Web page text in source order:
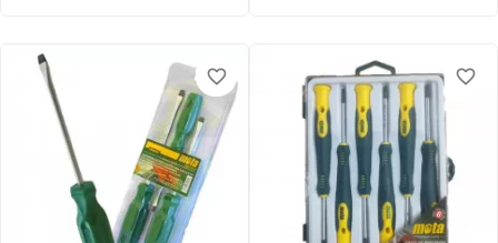
favorite_border
favorite_border favorite_border
favorite_border